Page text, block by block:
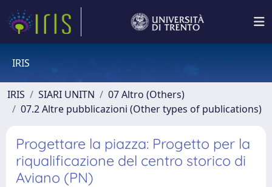
IRIS
IRIS SIARI UNITN
07 Altro (Others)
07.2 Altre pubblicazioni (Other types of publications)
Progettare la piazza: Progetto per la
riqualificazione del centro storico di
Aviano (PN)